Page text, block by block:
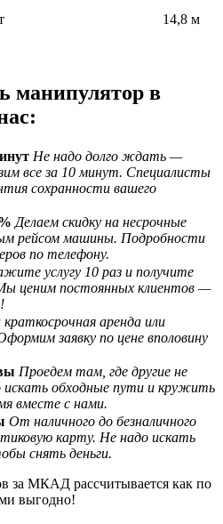
14,8 м
манипулятор в
Не надо долго ждать —
все за 10 минут. Специалисты
сохранности вашего
Делаем скидку на несрочные
рейсом машины. Подробности
по телефону.
услугу 10 раз и получите
ценим постоянных клиентов —
аренда или
заявку по цене вполовину
Проедем там, где другие не
искать обходные пути и кружить
вместе с нами.
От наличного до безналичного
карту. Не надо искать
снять деньги.
за МКАД рассчитывается как по
выгодно!